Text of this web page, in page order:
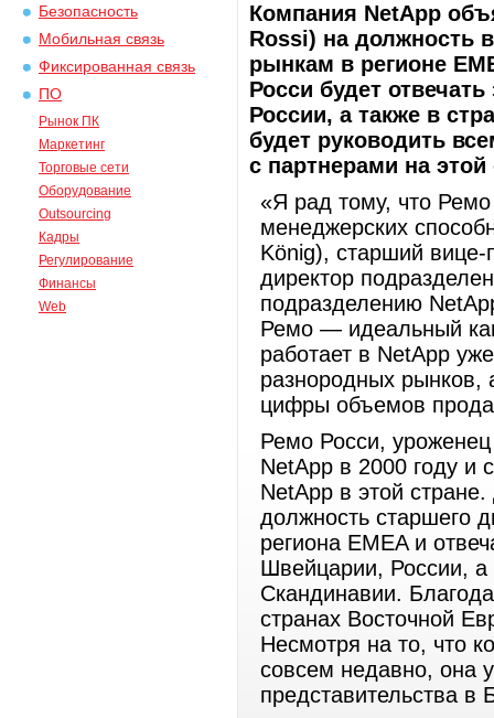
Безопасность
Мобильная связь
Фиксированная связь
ПО
Рынок ПК
Маркетинг
Торговые сети
Оборудование
Outsourcing
Кадры
Регулирование
Финансы
Web
Компания NetApp
Rossi) на должность
рынкам в регионе
Росси будет
России, а также в
будет руководить
с партнерами на
«Я рад тому, что Ремо
менеджерских
König), старший вице-
директор
подразделению
Ремо — идеальный
работает в NetApp
разнородных рынков,
цифры объемов
Ремо Росси,
NetApp в 2000 году и
NetApp в этой
должность старшего
региона EMEA и
Швейцарии, России, а
Скандинавии.
странах Восточной
Несмотря на то, что
совсем недавно, она
представительства